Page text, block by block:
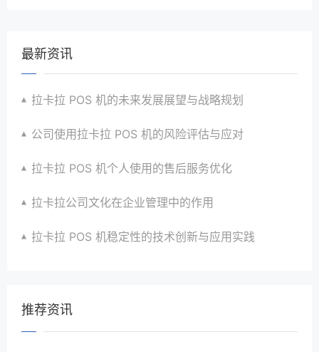
最新资讯
拉卡拉 POS 机的未来发展展望与战略规划
公司使用拉卡拉 POS 机的风险评估与应对
拉卡拉 POS 机个人使用的售后服务优化
拉卡拉公司文化在企业管理中的作用
拉卡拉 POS 机稳定性的技术创新与应用实践
推荐资讯